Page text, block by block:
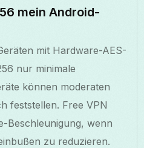
mein Android-
mit Hardware-AES-
nur minimale
können moderaten
feststellen. Free VPN
Beschleunigung, wenn
zu reduzieren.